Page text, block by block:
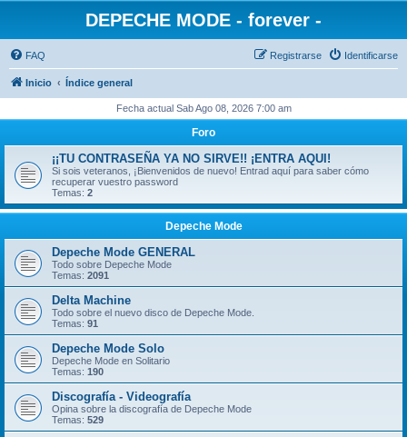
DEPECHE MODE - forever -
FAQ Identificarse
Registrarse
Inicio Índice general
Fecha actual Sab Ago 08, 2026 7:00 am
Foro
¡¡TU CONTRASEÑA YA NO SIRVE!! ¡ENTRA AQUI!
Si sois veteranos, ¡Bienvenidos de nuevo! Entrad aquí para saber cómo
recuperar vuestro password
Temas: 2
Depeche Mode
Depeche Mode GENERAL
Todo sobre Depeche Mode
Temas: 2091
Delta Machine
Todo sobre el nuevo disco de Depeche Mode.
Temas: 91
Depeche Mode Solo
Depeche Mode en Solitario
Temas: 190
Discografía - Videografía
Opina sobre la discografía de Depeche Mode
Temas: 529